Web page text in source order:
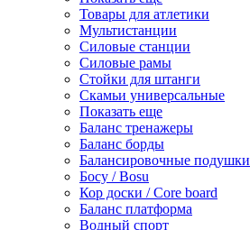
Товары для атлетики
Мультистанции
Силовые станции
Силовые рамы
Стойки для штанги
Скамьи универсальные
Показать еще
Баланс тренажеры
Баланс борды
Балансировочные подушки
Босу / Bosu
Кор доски / Core board
Баланс платформа
Водный спорт